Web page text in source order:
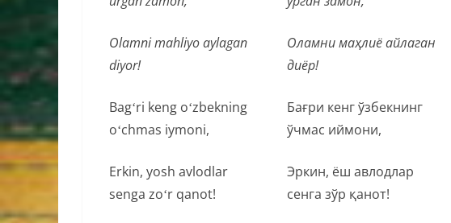
Olamni mahliyo aylagan
diyor!
Bagʻri keng oʻzbekning
oʻchmas iymoni,
Erkin, yosh avlodlar
senga zoʻr qanot!
Оламни маҳлиё айлаган
диёр!
Бағри кенг ўзбекнинг
ўчмас иймони,
Эркин, ёш авлодлар
сенга зўр қанот!